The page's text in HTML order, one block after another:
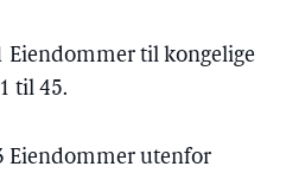
Eiendommer til kongelige
til 45.
Eiendommer utenfor